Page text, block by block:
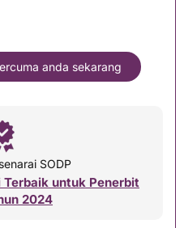
anda sekarang
SODP
Terbaik untuk Penerbit
2024